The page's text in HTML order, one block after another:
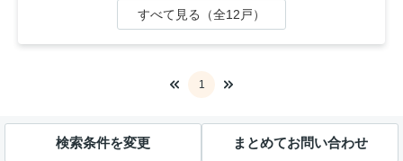
すべて見る（全12戸）
1
検索条件を変更 まとめてお問い合わせ